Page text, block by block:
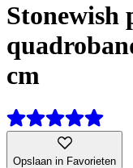
Stonewish
cm
Opslaan in Favorieten